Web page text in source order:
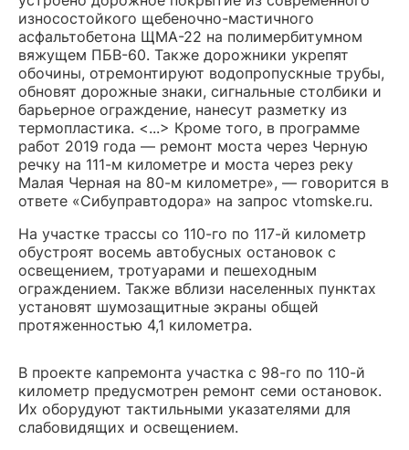
износостойкого щебеночно-мастичного
асфальтобетона ЩМА-22 на полимербитумном
вяжущем ПБВ-60. Также дорожники укрепят
обочины, отремонтируют водопропускные трубы,
обновят дорожные знаки, сигнальные столбики и
барьерное ограждение, нанесут разметку из
термопластика. <...> Кроме того, в программе
работ 2019 года — ремонт моста через Черную
речку на 111-м километре и моста через реку
Малая Черная на 80-м километре», — говорится в
ответе «Сибуправтодора» на запрос vtomske.ru.
На участке трассы со 110-го по 117-й километр
обустроят восемь автобусных остановок с
освещением, тротуарами и пешеходным
ограждением. Также вблизи населенных пунктах
установят шумозащитные экраны общей
протяженностью 4,1 километра.
В проекте капремонта участка с 98-го по 110-й
километр предусмотрен ремонт семи остановок.
Их оборудуют тактильными указателями для
слабовидящих и освещением.